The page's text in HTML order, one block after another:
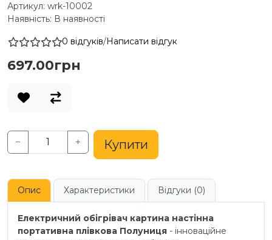
Артикул: wrk-10002
Наявність: В наявності
0 відгуків/Написати відгук
697.00грн
− + Купити
Опис Характеристики Відгуки (0)
Електричний обігрівач картина настінна
портативна плівкова Полуниця - інноваційне